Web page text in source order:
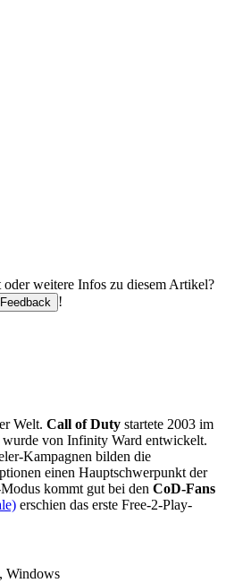
weitere Infos zu diesem Artikel?
Feedback !
Welt. Call of Duty startete 2003 im
von Infinity Ward entwickelt.
Kampagnen bilden die
einen Hauptschwerpunkt der
kommt gut bei den CoD-Fans
erschien das erste Free-2-Play-
Windows